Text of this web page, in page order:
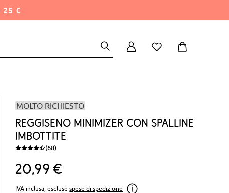
25 €
MOLTO RICHIESTO
Reggiseno minimizer con spalline
imbottite
(68)
20 99 €
IVA inclusa, escluse spese di spedizione